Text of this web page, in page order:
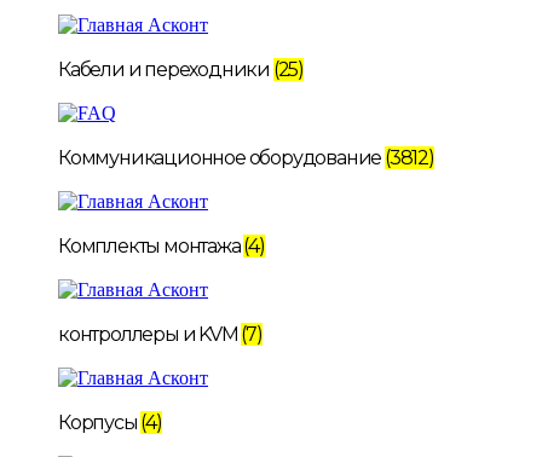
Кабели и переходники (25)
Коммуникационное оборудование (3812)
Комплекты монтажа(4)
контроллеры и KVM (7)
Корпусы (4)